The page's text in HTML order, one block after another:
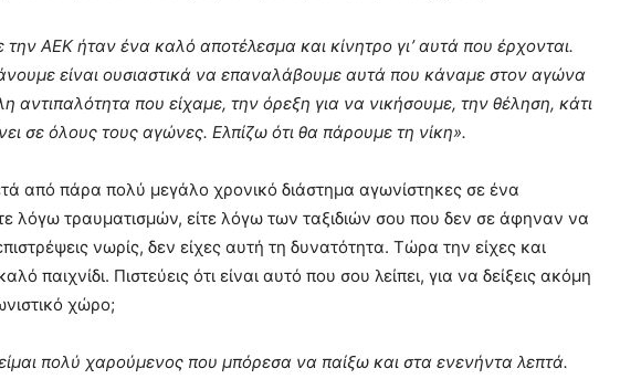
την ΑΕΚ ήταν ένα καλό αποτέλεσμα και κίνητρο γι’ αυτά που έρχονται.
είναι ουσιαστικά να επαναλάβουμε αυτά που κάναμε στον αγώνα
αντιπαλότητα που είχαμε, την όρεξη για να νικήσουμε, την θέληση, κάτι
σε όλους τους αγώνες. Ελπίζω ότι θα πάρουμε τη νίκη».
από πάρα πολύ μεγάλο χρονικό διάστημα αγωνίστηκες σε ένα
λόγω τραυματισμών, είτε λόγω των ταξιδιών σου που δεν σε άφηναν να
νωρίς, δεν είχες αυτή τη δυνατότητα. Τώρα την είχες και
παιχνίδι. Πιστεύεις ότι είναι αυτό που σου λείπει, για να δείξεις ακόμη
χώρο;
πολύ χαρούμενος που μπόρεσα να παίξω και στα ενενήντα λεπτά.